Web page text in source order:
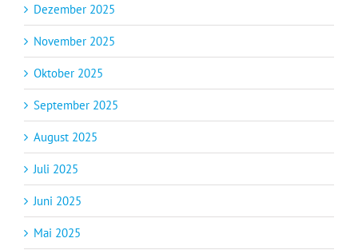
Dezember 2025
November 2025
Oktober 2025
September 2025
August 2025
Juli 2025
Juni 2025
Mai 2025